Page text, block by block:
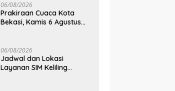
06/08/2026
Prakiraan Cuaca Kota
Bekasi, Kamis 6 Agustus
06/08/2026
Jadwal dan Lokasi
Layanan SIM Keliling